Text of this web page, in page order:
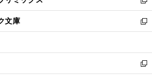
開
く
ウ
で
開
ン
ド
ウ
開
く
ウ
ィ
ン
ウ
で
開
新
し
い
ウ
ン
ド
ウ
文庫
新
し
ウ
ィ
新